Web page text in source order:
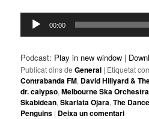
Reproductor
d'àudio
00:00
Podcast: Play in new window |
Publicat dins de General | Etiquetat
Contrabanda FM, David Hillyard &
dr. calypso,Melbourne Ska Orchestra
Skabidean,Skarlata Ojara,The
Penguins | Deixa un comentari